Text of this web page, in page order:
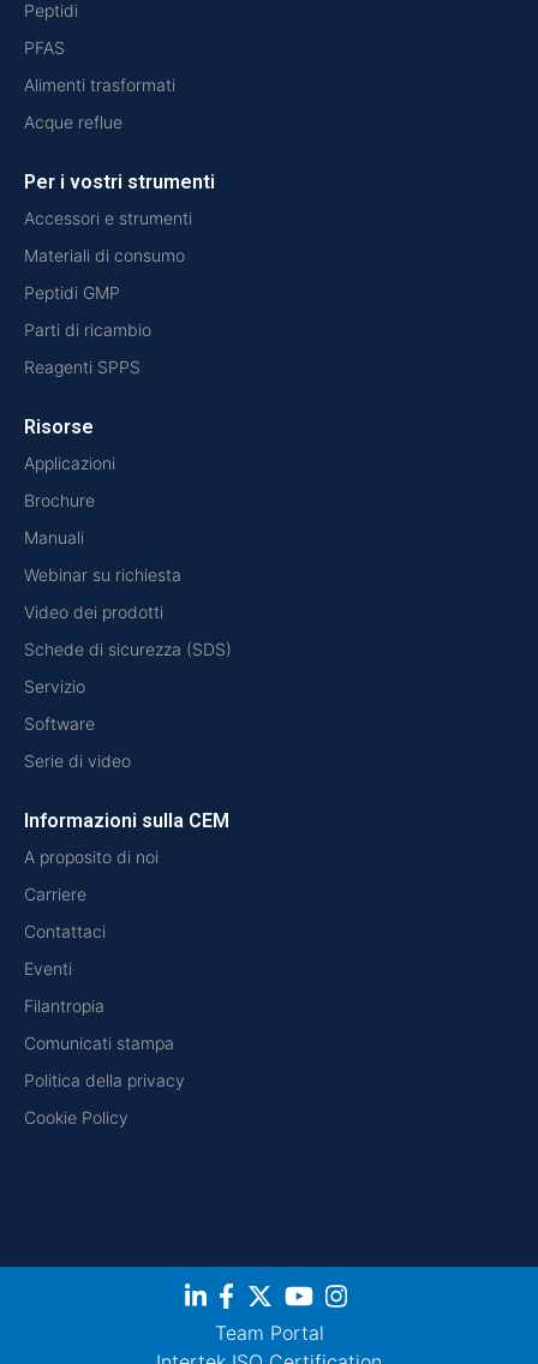
Peptidi
PFAS
Alimenti trasformati
Acque reflue
Per i vostri strumenti
Accessori e strumenti
Materiali di consumo
Peptidi GMP
Parti di ricambio
Reagenti SPPS
Risorse
Applicazioni
Brochure
Manuali
Webinar su richiesta
Video dei prodotti
Schede di sicurezza (SDS)
Servizio
Software
Serie di video
Informazioni sulla CEM
A proposito di noi
Carriere
Contattaci
Eventi
Filantropia
Comunicati stampa
Politica della privacy
Cookie Policy
Team Portal